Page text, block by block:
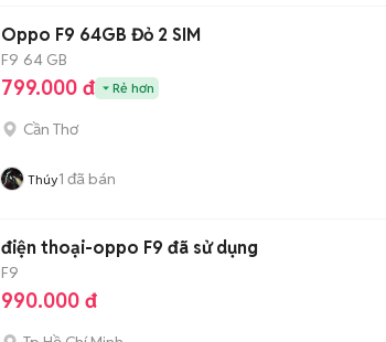
Oppo F9 64GB Đỏ 2 SIM
F9 64 GB
799.000 đ Rẻ hơn
Cần Thơ
Thúy1 đã bán
điện thoại-oppo F9 đã sử dụng
F9
990.000 đ